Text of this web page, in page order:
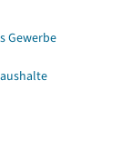
Gewerbe